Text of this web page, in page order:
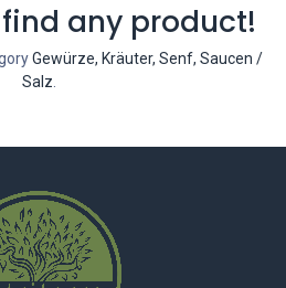
any product!
Gewürze, Kräuter, Senf, Saucen /
Salz